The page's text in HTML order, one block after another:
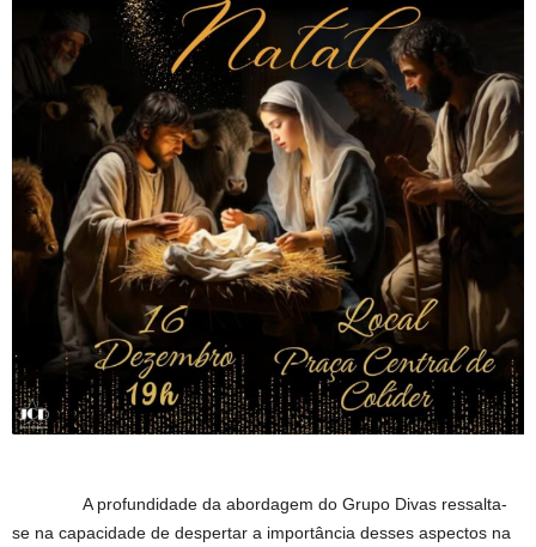
A profundidade da abordagem do Grupo Divas ressalta-
se na capacidade de despertar a importância desses aspectos na